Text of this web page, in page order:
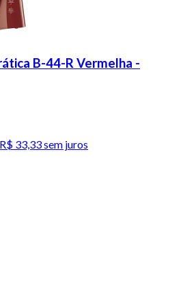
B-44-R Vermelha -
33,33 sem juros